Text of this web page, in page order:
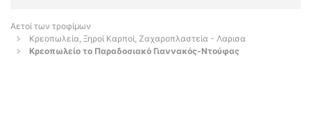
Αετοί των τροφίμων
Κρεοπωλεία, Ξηροί Καρποί, Ζαχαροπλαστεία - Λαρισα
Κρεοπωλείο το Παραδοσιακό Γιαννακός-Ντούφας